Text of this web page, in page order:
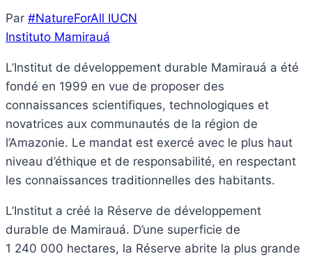
Par #NatureForAll IUCN
Instituto Mamirauá
L’Institut de développement durable Mamirauá a été
fondé en 1999 en vue de proposer des
connaissances scientifiques, technologiques et
novatrices aux communautés de la région de
l’Amazonie. Le mandat est exercé avec le plus haut
niveau d’éthique et de responsabilité, en respectant
les connaissances traditionnelles des habitants.
L’Institut a créé la Réserve de développement
durable de Mamirauá. D’une superficie de
1 240 000 hectares, la Réserve abrite la plus grande